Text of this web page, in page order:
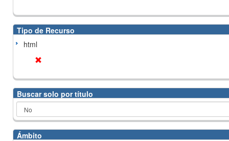
Tipo de Recurso
html
Buscar solo por título
Ámbito